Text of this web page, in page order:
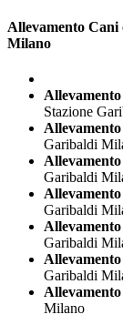
Allevamento Cani
Milano
Stazione
Garibaldi
Garibaldi
Garibaldi
Garibaldi
Garibaldi
Milano